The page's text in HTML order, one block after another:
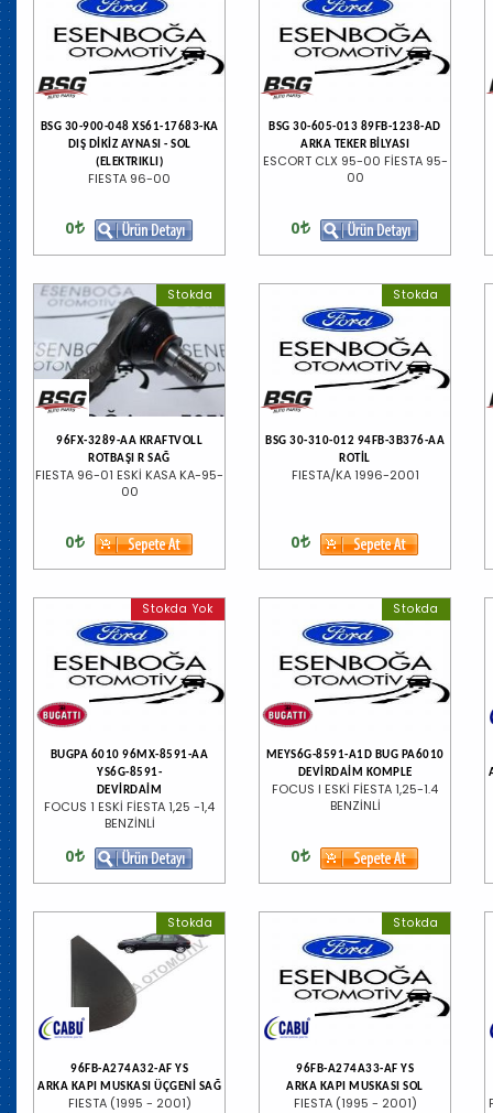
BSG 30-900-048 XS61-17683-KA
DIŞ DİKİZ AYNASI - SOL
(ELEKTRIKLI)
FIESTA 96-00
0
BSG 30-605-013 89FB-1238-AD
ARKA TEKER BİLYASI
ESCORT CLX 95-00 FİESTA 95-
00
0
Stokda
96FX-3289-AA KRAFTVOLL
ROTBAŞI R SAĞ
FIESTA 96-01 ESKİ KASA KA-95-
00
0
Stokda
BSG 30-310-012 94FB-3B376-AA
ROTİL
FIESTA/KA 1996-2001
0
Stokda Yok
BUGPA 6010 96MX-8591-AA
YS6G-8591-
DEVİRDAİM
FOCUS 1 ESKİ FİESTA 1,25 -1,4
BENZİNLİ
0
Stokda
MEYS6G-8591-A1D BUG PA6010
DEVİRDAİM KOMPLE
FOCUS I ESKİ FİESTA 1,25-1.4
BENZİNLİ
0
Stokda
96FB-A274A32-AF YS
ARKA KAPI MUSKASI ÜÇGENİ SAĞ
FIESTA (1995 - 2001)
Stokda
96FB-A274A33-AF YS
ARKA KAPI MUSKASI SOL
FIESTA (1995 - 2001)